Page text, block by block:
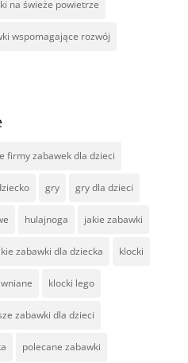
na świeże powietrze
wspomagające rozwój
firmy zabawek dla dzieci
gry gry dla dzieci
hulajnoga jakie zabawki
zabawki dla dziecka klocki
klocki lego
zabawki dla dzieci
polecane zabawki